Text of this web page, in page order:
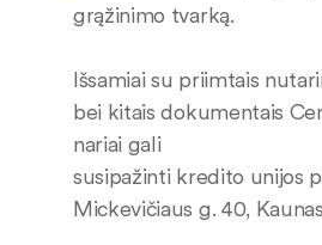
grąžinimo tvarką.
Išsamiai su priimtais
bei kitais dokumentais
nariai gali
susipažinti kredito unijos
Mickevičiaus g. 40,